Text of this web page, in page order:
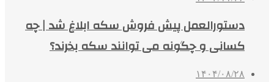
دستورالعمل پیش فروش سکه ابلاغ شد | چه
کسانی و چگونه می توانند سکه بخرند؟
۱۴۰۴/۰۸/۲۸